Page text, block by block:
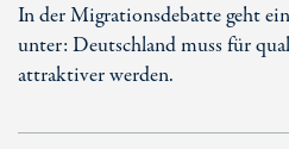
In der Migrationsdebatte geht
unter: Deutschland muss für
attraktiver werden.